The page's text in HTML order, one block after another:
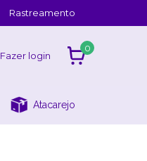
Rastreamento
Fazer login
0
Atacarejo